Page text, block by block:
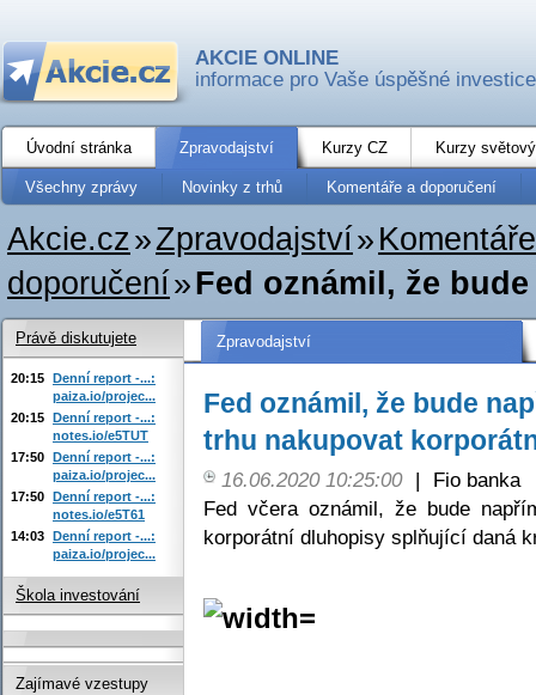
AKCIE ONLINE
informace pro Vaše úspěšné investice
Úvodní stránka Zpravodajství Kurzy CZ Kurzy
Všechny zprávy Novinky z trhů Komentáře a doporučení
Akcie.cz»Zpravodajství»
doporučení»Fed oznámil, že
Zpravodajství
Fed oznámil, že bude
trhu nakupovat
16.06.2020 10:25:00 |
Fio banka
Fed včera oznámil, že bude
korporátní dluhopisy splňující daná
Právě diskutujete
20:15 Denní report -...:
paiza.io/projec...
20:15 Denní report -...:
notes.io/e5TUT
17:50 Denní report -...:
paiza.io/projec...
17:50 Denní report -...:
notes.io/e5T61
14:03 Denní report -...:
paiza.io/projec...
Škola investování
Zajímavé vzestupy